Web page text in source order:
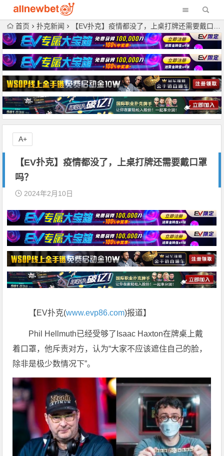
首页 扑克新闻 【EV扑克】疫情都没了，上桌打牌还需要戴口罩吗？
【EV扑克】疫情都没了，上桌打牌还需要戴口罩
吗？
2024年2月10日
【EV扑克(www.evp86.com)报道】
Phil Hellmuth已经受够了Isaac Haxton在牌桌上戴
着口罩，他斥责对方，认为“大家不应该遮住自己的脸，
除非是极少数情况下”。
A+